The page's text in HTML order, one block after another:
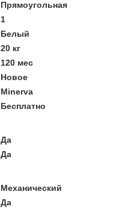
Прямоугольная
1
Белый
20 кг
120 мес
Новое
Minerva
Бесплатно
Да
Да
Механический
Да